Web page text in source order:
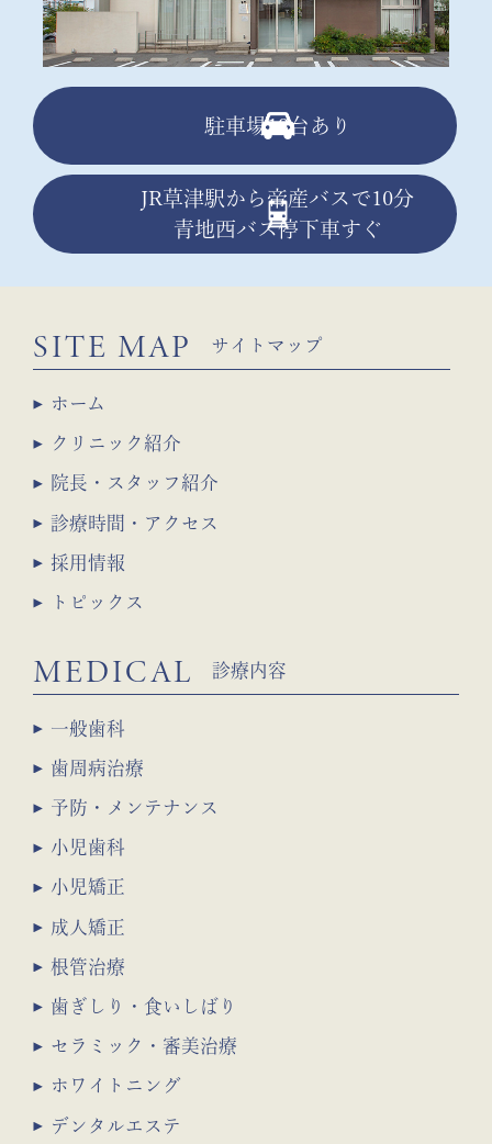
駐車場13台あり
JR草津駅から帝産バスで10分
青地西バス停下車すぐ
SITE MAP サイトマップ
ホーム
クリニック紹介
院長・スタッフ紹介
診療時間・アクセス
採用情報
トピックス
MEDICAL 診療内容
一般歯科
セラミック・審美治療
歯周病治療
ホワイトニング
予防・メンテナンス
デンタルエステ
小児歯科
小児矯正
成人矯正
根管治療
歯ぎしり・食いしばり